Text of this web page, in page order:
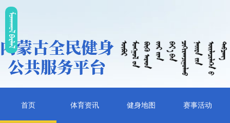
ᠮᠤᠡᠭᠭᠤᠯ ᠪᠠᠷᠯᠠᠯ
首页 体育资讯 健身地图 赛事活动